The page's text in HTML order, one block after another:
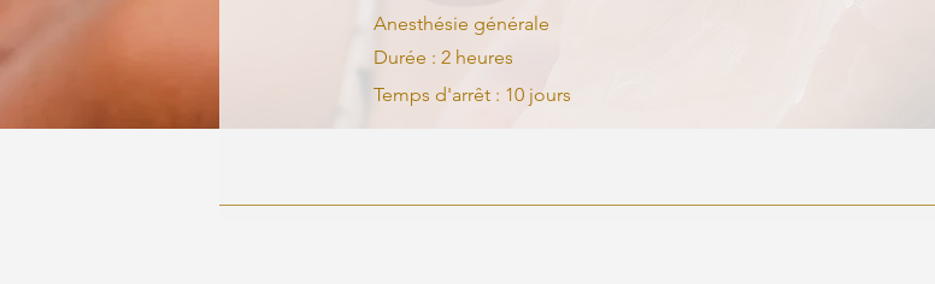
Anesthésie générale
Durée : 2 heures
Temps d'arrêt : 10 jours